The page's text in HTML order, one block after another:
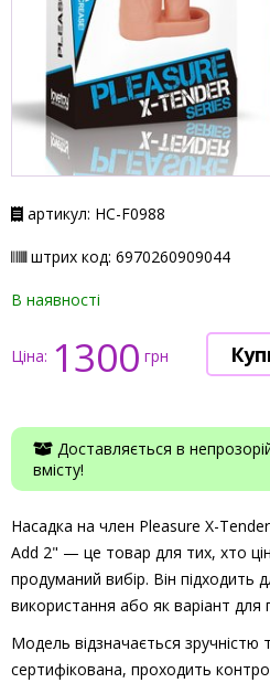
артикул: НС-F0988
штрих код: 6970260909044
В наявності
Ціна: 1300 грн
Доставляється в
вмісту!
Насадка на член Pleasure X-
Add 2" — це товар для тих, хто
продуманий вибір. Він підходить
використання або як варіант для
Модель відзначається зручністю
сертифікована, проходить